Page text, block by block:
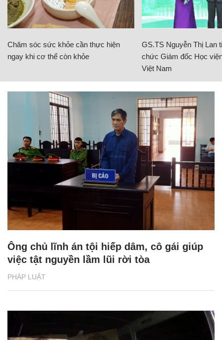
Chăm sóc sức khỏe cần thực hiện
ngay khi cơ thể còn khỏe
GS.TS Nguyễn Thị Lan
chức Giám đốc Học
Việt Nam
PHÁP LUẬT
Ông chủ lĩnh án tội hiếp dâm, cô gái giúp
việc tật nguyền lầm lũi rời tòa